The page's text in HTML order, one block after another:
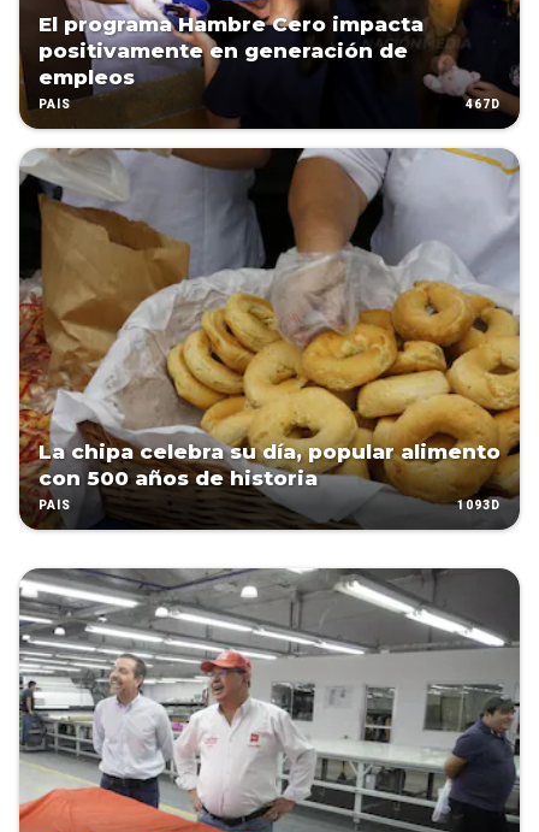
El programa Hambre Cero impacta
positivamente en generación de
empleos
PAÍS 467D
La chipa celebra su día, popular alimento
con 500 años de historia
PAÍS 1093D